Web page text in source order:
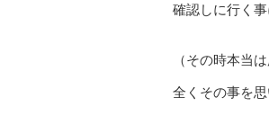
確認しに行く事
（その時本当
全くその事を思